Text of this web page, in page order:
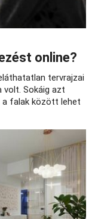
online?
tervrajzai
volt. Sokáig azt
a falak között lehet